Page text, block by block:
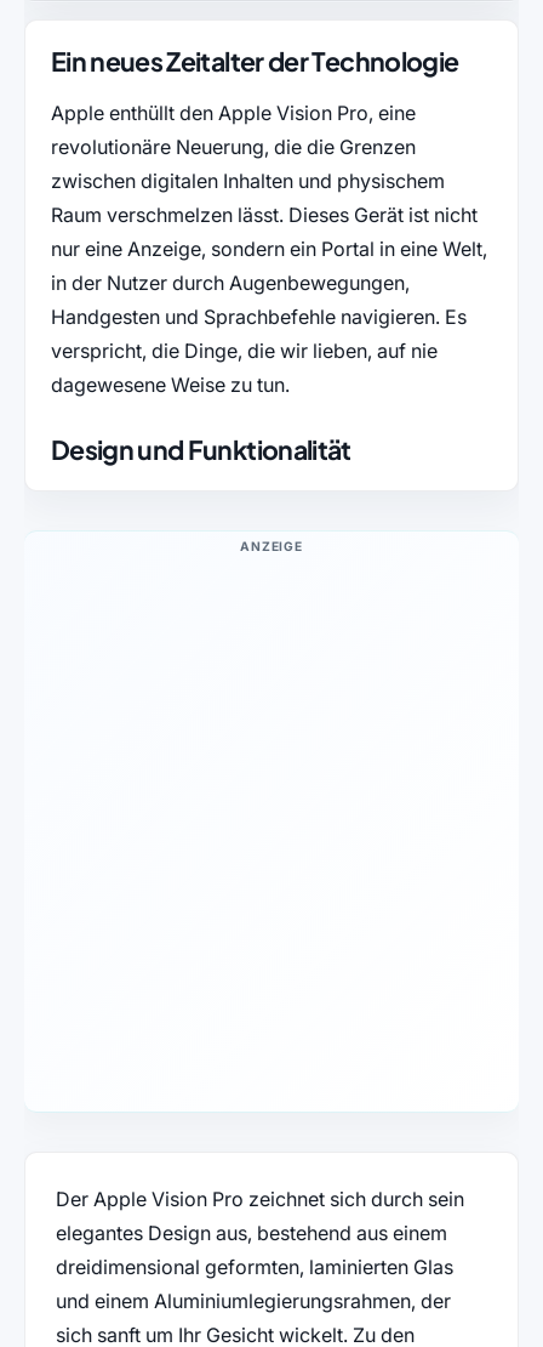
Ein neues Zeitalter der Technologie
Apple enthüllt den Apple Vision Pro, eine
revolutionäre Neuerung, die die Grenzen
zwischen digitalen Inhalten und physischem
Raum verschmelzen lässt. Dieses Gerät ist nicht
nur eine Anzeige, sondern ein Portal in eine Welt,
in der Nutzer durch Augenbewegungen,
Handgesten und Sprachbefehle navigieren. Es
verspricht, die Dinge, die wir lieben, auf nie
dagewesene Weise zu tun.
Design und Funktionalität
ANZEIGE
Der Apple Vision Pro zeichnet sich durch sein
elegantes Design aus, bestehend aus einem
dreidimensional geformten, laminierten Glas
und einem Aluminiumlegierungsrahmen, der
sich sanft um Ihr Gesicht wickelt. Zu den